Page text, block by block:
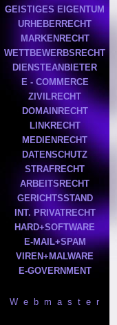
GEISTIGES EIGENTUM
URHEBERRECHT
MARKENRECHT
WETTBEWERBSRECHT
DIENSTEANBIETER
E - COMMERCE
ZIVILRECHT
DOMAINRECHT
LINKRECHT
MEDIENRECHT
DATENSCHUTZ
STRAFRECHT
ARBEITSRECHT
GERICHTSSTAND
INT. PRIVATRECHT
HARD+SOFTWARE
E-MAIL+SPAM
VIREN+MALWARE
E-GOVERNMENT
W e b m a s t e r